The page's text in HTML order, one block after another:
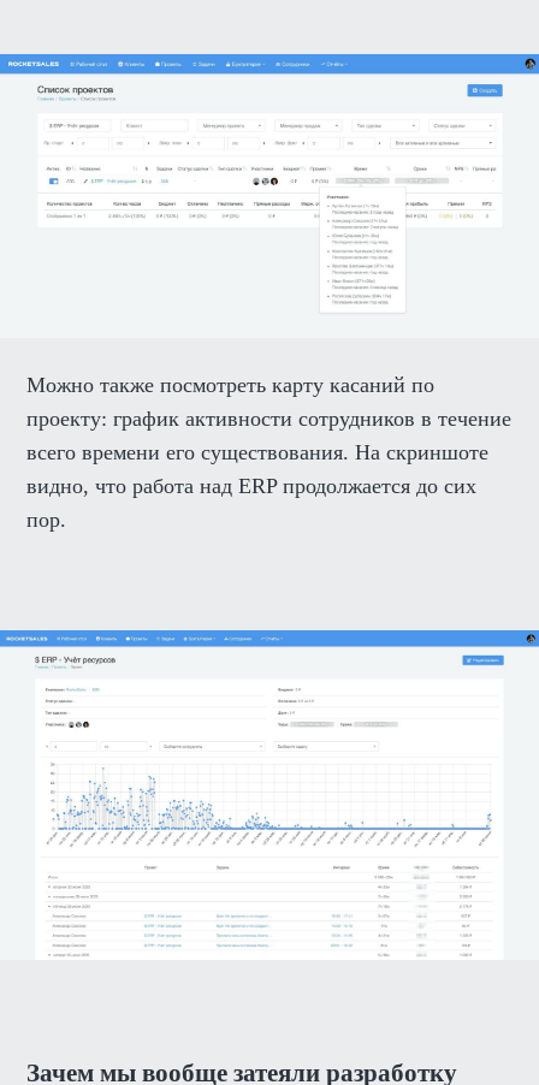
Можно также посмотреть карту касаний по
проекту: график активности сотрудников в течение
всего времени его существования. На скриншоте
видно, что работа над ERP продолжается до сих
пор.
Зачем мы вообще затеяли разработку